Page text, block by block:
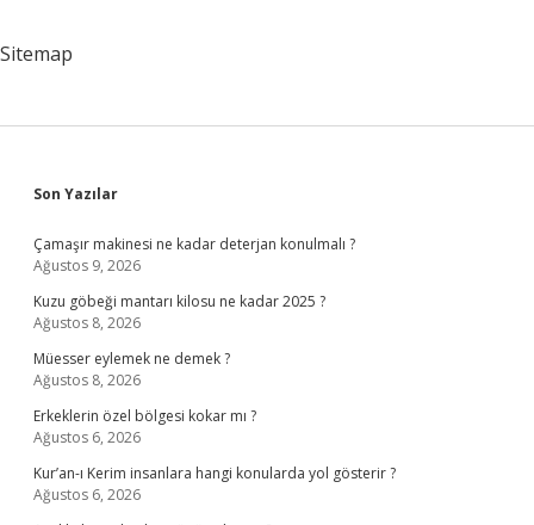
Sitemap
Sidebar
Son Yazılar
Çamaşır makinesi ne kadar deterjan konulmalı ?
Ağustos 9, 2026
Kuzu göbeği mantarı kilosu ne kadar 2025 ?
Ağustos 8, 2026
Müesser eylemek ne demek ?
Ağustos 8, 2026
Erkeklerin özel bölgesi kokar mı ?
Ağustos 6, 2026
Kur’an-ı Kerim insanlara hangi konularda yol gösterir ?
Ağustos 6, 2026